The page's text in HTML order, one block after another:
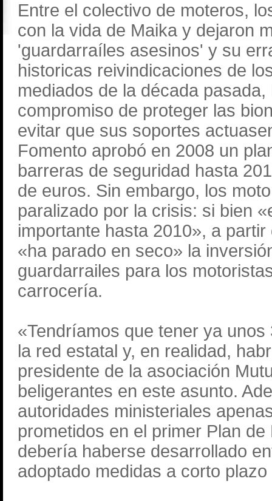
Entre el colectivo de moteros,
con la vida de Maika y dejaron
'guardarraíles asesinos' y su
historicas reivindicaciones de
mediados de la década
compromiso de proteger las
evitar que sus soportes
Fomento aprobó en 2008 un
barreras de seguridad hasta
de euros. Sin embargo, los
paralizado por la crisis: si bien
importante hasta 2010», a
«ha parado en seco» la
guardarrailes para los
carrocería.
«Tendríamos que tener ya
la red estatal y, en realidad,
presidente de la asociación
beligerantes en este asunto.
autoridades ministeriales
prometidos en el primer Plan
debería haberse desarrollado
adoptado medidas a corto